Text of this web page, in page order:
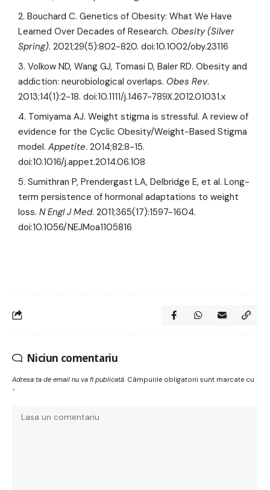
Bouchard C. Genetics of Obesity: What We Have
Learned Over Decades of Research. Obesity (Silver
Spring). 2021;29(5):802-820. doi:10.1002/oby.23116
Volkow ND, Wang GJ, Tomasi D, Baler RD. Obesity and
addiction: neurobiological overlaps. Obes Rev.
2013;14(1):2-18. doi:10.1111/j.1467-789X.2012.01031.x
Tomiyama AJ. Weight stigma is stressful. A review of
evidence for the Cyclic Obesity/Weight-Based Stigma
model. Appetite. 2014;82:8-15.
doi:10.1016/j.appet.2014.06.108
Sumithran P, Prendergast LA, Delbridge E, et al. Long-
term persistence of hormonal adaptations to weight
loss. N Engl J Med. 2011;365(17):1597-1604.
doi:10.1056/NEJMoa1105816
Niciun comentariu
Adresa ta de email nu va fi publicată. Câmpurile obligatorii sunt marcate cu
*